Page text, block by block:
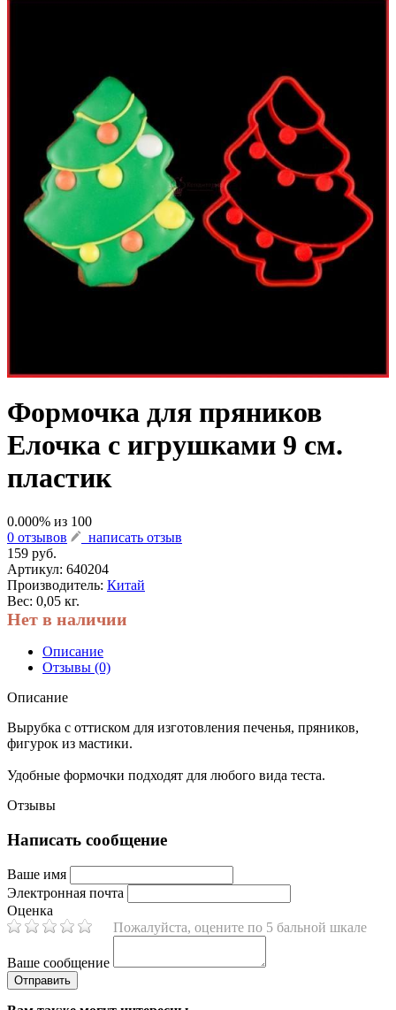
Формочка для пряников
Елочка с игрушками 9 см.
пластик
0.000% из 100
0 отзывов
написать отзыв
159 руб.
Артикул: 640204
Производитель: Китай
Вес: 0,05 кг.
Нет в наличии
Описание
Отзывы (0)
Описание
Вырубка с оттиском для изготовления печенья, пряников,
фигурок из мастики.
Удобные формочки подходят для любого вида теста.
Отзывы
Написать сообщение
Ваше имя
Электронная почта
Оценка
Пожалуйста, оцените по 5 бальной шкале
Ваше сообщение